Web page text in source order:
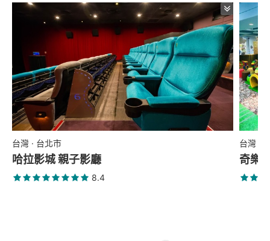
台灣 · 台北市
哈拉影城 親子影廳
8.4
台灣 ·
奇樂